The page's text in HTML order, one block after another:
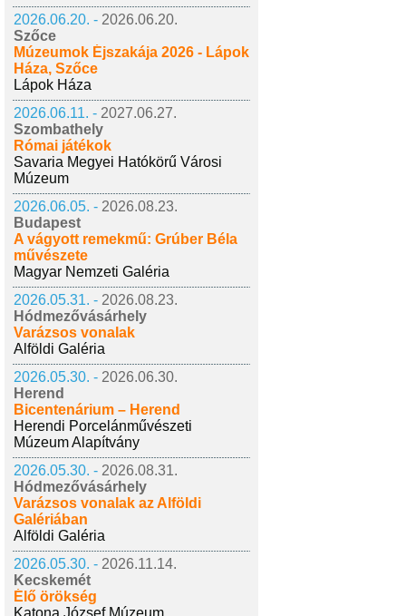
2026.06.20. - 2026.06.20.
Szőce
Múzeumok Éjszakája 2026 - Lápok
Háza, Szőce
Lápok Háza
2026.06.11. - 2027.06.27.
Szombathely
Római játékok
Savaria Megyei Hatókörű Városi
Múzeum
2026.06.05. - 2026.08.23.
Budapest
A vágyott remekmű: Grúber Béla
művészete
Magyar Nemzeti Galéria
2026.05.31. - 2026.08.23.
Hódmezővásárhely
Varázsos vonalak
Alföldi Galéria
2026.05.30. - 2026.06.30.
Herend
Bicentenárium – Herend
Herendi Porcelánművészeti
Múzeum Alapítvány
2026.05.30. - 2026.08.31.
Hódmezővásárhely
Varázsos vonalak az Alföldi
Galériában
Alföldi Galéria
2026.05.30. - 2026.11.14.
Kecskemét
Élő örökség
Katona József Múzeum